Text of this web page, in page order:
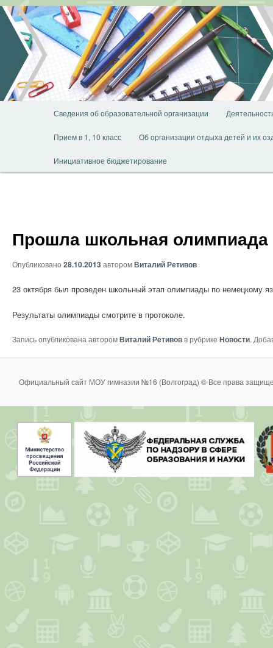
Перейти
основному
содержимому
Сведения об образовательной организации
Прием в 1, 10 класс Об организации отдыха детей и их
Инициативное бюджетирование
Прошла школьная
Опубликовано 28.10.2013 авторомВиталий Ретивов
23 октября был проведен школьный этап олимпиады по немецкому
Результаты олимпиады смотрите в протоколе.
Запись опубликована авторомВиталий Ретивовв рубрике Новости.
Официальный сайт МОУ гимназии №16 (Волгоград) © Все права